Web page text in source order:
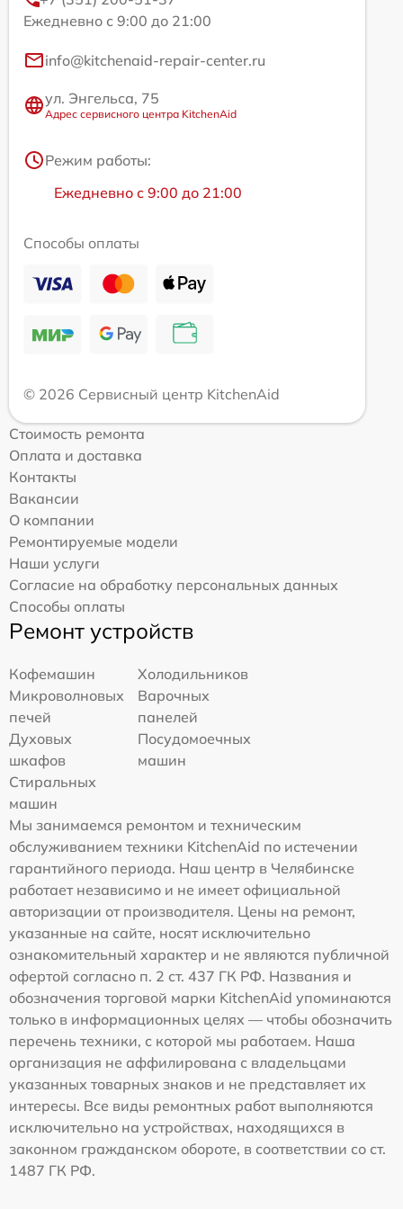
Ежедневно с 9:00 до 21:00
info@kitchenaid-repair-center.ru
ул. Энгельса, 75
Адрес сервисного центра KitchenAid
Режим работы:
Ежедневно с 9:00 до 21:00
Способы оплаты
© 2026 Сервисный центр KitchenAid
Стоимость ремонта
Оплата и доставка
Контакты
Вакансии
О компании
Ремонтируемые модели
Наши услуги
Согласие на обработку персональных данных
Способы оплаты
Ремонт устройств
Кофемашин
Холодильников
Микроволновых
печей
Варочных
панелей
Духовых
шкафов
Посудомоечных
машин
Стиральных
машин
Мы занимаемся ремонтом и техническим
обслуживанием техники KitchenAid по истечении
гарантийного периода. Наш центр в Челябинске
работает независимо и не имеет официальной
авторизации от производителя. Цены на ремонт,
указанные на сайте, носят исключительно
ознакомительный характер и не являются публичной
офертой согласно п. 2 ст. 437 ГК РФ. Названия и
обозначения торговой марки KitchenAid упоминаются
только в информационных целях — чтобы обозначить
перечень техники, с которой мы работаем. Наша
организация не аффилирована с владельцами
указанных товарных знаков и не представляет их
интересы. Все виды ремонтных работ выполняются
исключительно на устройствах, находящихся в
законном гражданском обороте, в соответствии со ст.
1487 ГК РФ.